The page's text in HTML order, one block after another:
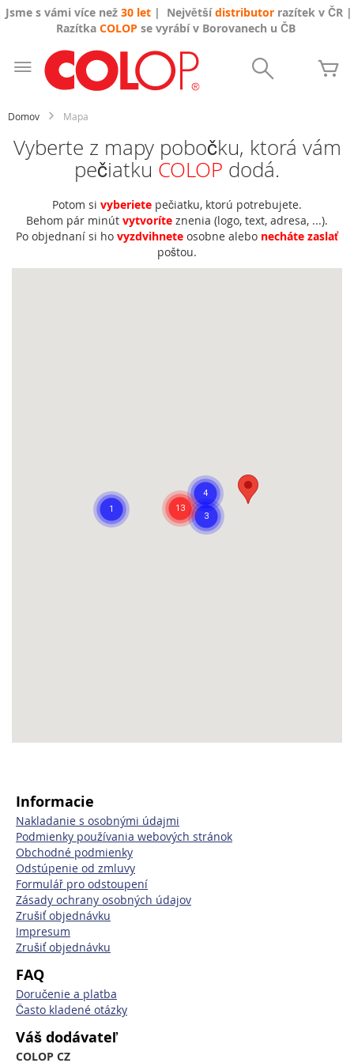
Jsme s vámi více než 30 let| Největšídistributorrazítek v ČR |
Razítka COLOP se vyrábí v Borovanech u ČB
Skip
Content
Domov Mapa
Vyberte z mapy pobočku, ktorá vám
pečiatku COLOP dodá.
Potom si vyberiete pečiatku, ktorú potrebujete.
Behom pár minút vytvoríte znenia (logo, text, adresa, ...).
Po objednaní si ho vyzdvihnete osobne alebo necháte zaslať
poštou.
Informacie
Nakladanie s osobnými údajmi
Podmienky používania webových stránok
Obchodné podmienky
Odstúpenie od zmluvy
Formulář pro odstoupení
Zásady ochrany osobných údajov
Zrušiť objednávku
Impresum
Zrušiť objednávku
FAQ
Doručenie a platba
Často kladené otázky
Váš dodávateľ
COLOP CZ